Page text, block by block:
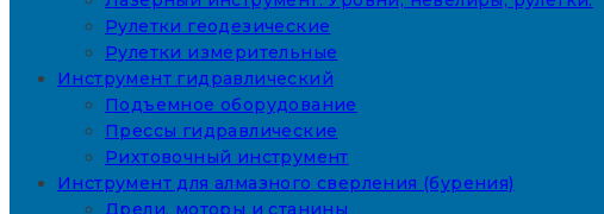
Рулетки геодезические
Рулетки измерительные
Инструмент гидравлический
Подъемное оборудование
Прессы гидравлические
Рихтовочный инструмент
Инструмент для алмазного сверления (бурения)
Дрели, моторы и станины